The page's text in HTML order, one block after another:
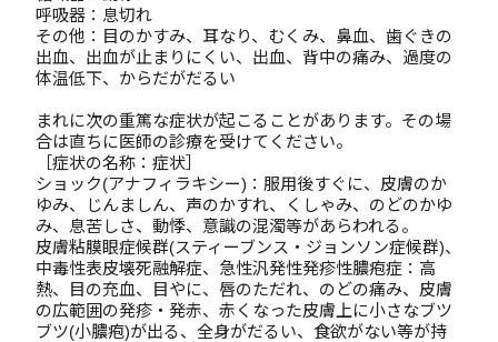
呼吸器：息切れ
その他：目のかすみ、耳なり、むくみ、鼻血、歯ぐきの
出血、出血が止まりにくい、出血、背中の痛み、過度の
体温低下、からだがだるい
まれに次の重篤な症状が起こることがあります。その場
合は直ちに医師の診療を受けてください。
［症状の名称：症状］
ショック(アナフィラキシー)：服用後すぐに、皮膚のか
ゆみ、じんましん、声のかすれ、くしゃみ、のどのかゆ
み、息苦しさ、動悸、意識の混濁等があらわれる。
皮膚粘膜眼症候群(スティーブンス・ジョンソン症候群)、
中毒性表皮壊死融解症、急性汎発性発疹性膿疱症：高
熱、目の充血、目やに、唇のただれ、のどの痛み、皮膚
の広範囲の発疹・発赤、赤くなった皮膚上に小さなブツ
ブツ(小膿疱)が出る、全身がだるい、食欲がない等が持